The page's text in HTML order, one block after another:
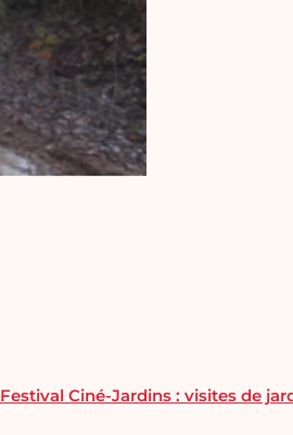
Festival Ciné-Jardins : visites de